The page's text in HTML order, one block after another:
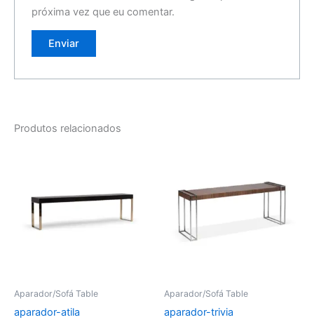
próxima vez que eu comentar.
Produtos relacionados
Aparador/Sofá Table
aparador-atila
Aparador/Sofá Table
aparador-trivia